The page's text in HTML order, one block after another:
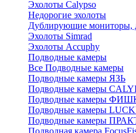
Эхолоты Calypso
Недорогие эхолоты
Дублирующие мониторы,
Эхолоты Simrad
Эхолоты Accuphy
Подводные камеры
Все Подводные камеры
Подводные камеры ЯЗЬ
Подводные камеры
Подводные камеры
Подводные камеры
Подводные камеры
Подводная камера